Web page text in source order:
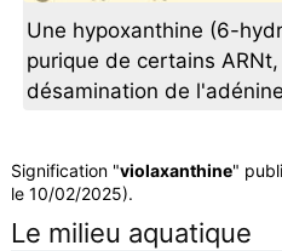
Une hypoxanthine (6-
purique de certains
désamination de
Signification "violaxanthine"
le 10/02/2025).
Le milieu aquatique